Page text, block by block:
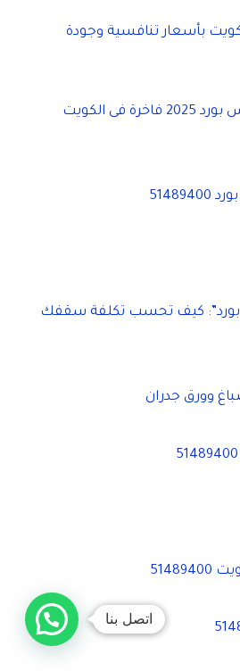
بأسعار تنافسية وجودة
احدث ديكورات جبس بورد 2025 فاخرة فى الكويت
بورد”: كيف تحسب تكلفة سقفك
وورق جدران
اتصل بنا